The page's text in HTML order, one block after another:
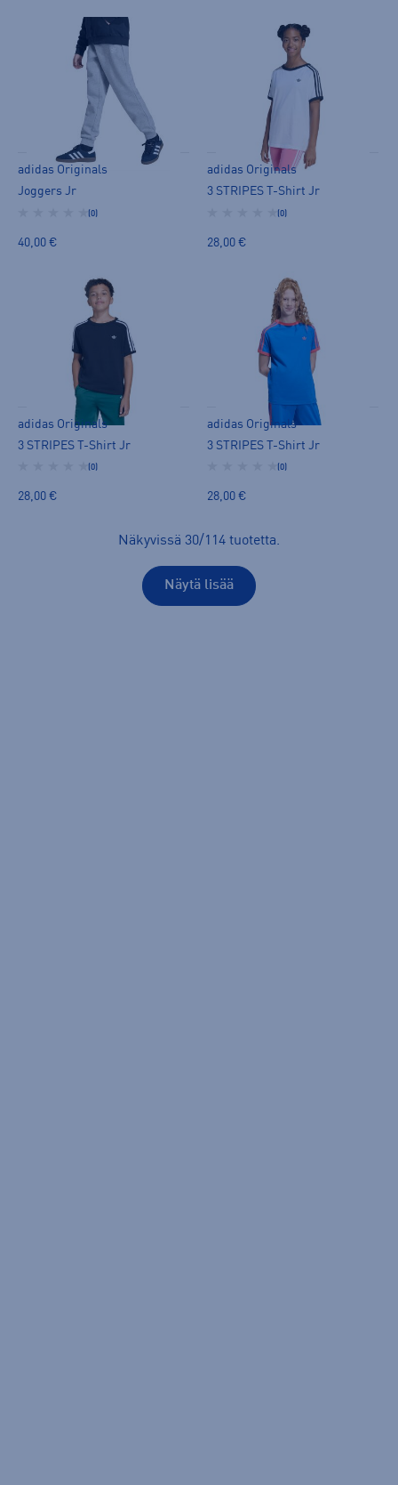
adidas Originals
Joggers Jr
(0)
40,00 €
adidas Originals
3 STRIPES T-Shirt Jr
(0)
28,00 €
adidas Originals
3 STRIPES T-Shirt Jr
(0)
28,00 €
adidas Originals
3 STRIPES T-Shirt Jr
(0)
28,00 €
Näkyvissä 30/114 tuotetta.
Näytä lisää